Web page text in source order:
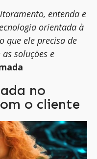
entenda e
orientada à
que ele precisa de
soluções e
no
o cliente